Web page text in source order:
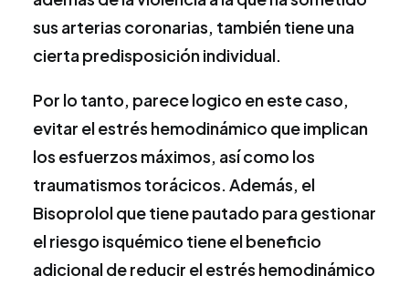
sus arterias coronarias, también tiene una
cierta predisposición individual.
Por lo tanto, parece logico en este caso,
evitar el estrés hemodinámico que implican
los esfuerzos máximos, así como los
traumatismos torácicos. Además, el
Bisoprolol que tiene pautado para gestionar
el riesgo isquémico tiene el beneficio
adicional de reducir el estrés hemodinámico